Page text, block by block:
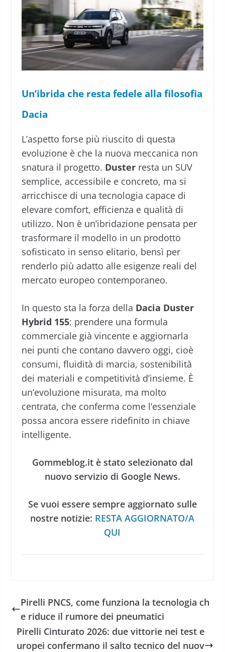
Un’ibrida che resta fedele alla filosofia
Dacia
L’aspetto forse più riuscito di questa
evoluzione è che la nuova meccanica non
snatura il progetto. Dusterresta un SUV
semplice, accessibile e concreto, ma si
arricchisce di una tecnologia capace di
elevare comfort, efficienza e qualità di
utilizzo. Non è un’ibridazione pensata per
trasformare il modello in un prodotto
sofisticato in senso elitario, bensì per
renderlo più adatto alle esigenze reali del
mercato europeo contemporaneo.
In questo sta la forza della Dacia Duster
Hybrid 155: prendere una formula
commerciale già vincente e aggiornarla
nei punti che contano davvero oggi, cioè
consumi, fluidità di marcia, sostenibilità
dei materiali e competitività d’insieme. È
un’evoluzione misurata, ma molto
centrata, che conferma come l’essenziale
possa ancora essere ridefinito in chiave
intelligente.
Gommeblog.it è stato selezionato dal
nuovo servizio di Google News.
Se vuoi essere sempre aggiornato sulle
nostre notizie: RESTA AGGIORNATO/A
QUI
Pirelli PNCS, come funziona la tecnologia ch
e riduce il rumore dei pneumatici
Pirelli Cinturato 2026: due vittorie nei test e
uropei confermano il salto tecnico del nuov